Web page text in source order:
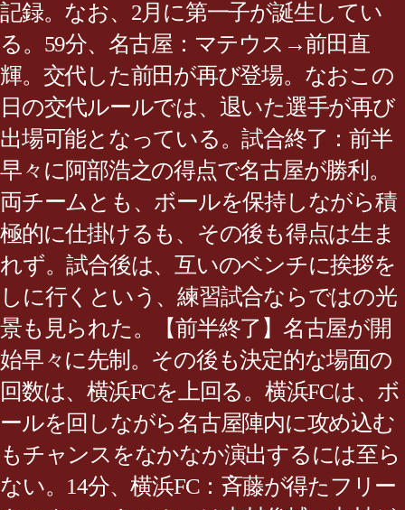
記録。なお、2月に第一子が誕生してい
る。59分、名古屋：マテウス→前田直
輝。交代した前田が再び登場。なおこの
日の交代ルールでは、退いた選手が再び
出場可能となっている。試合終了：前半
早々に阿部浩之の得点で名古屋が勝利。
両チームとも、ボールを保持しながら積
極的に仕掛けるも、その後も得点は生ま
れず。試合後は、互いのベンチに挨拶を
しに行くという、練習試合ならではの光
景も見られた。【前半終了】名古屋が開
始早々に先制。その後も決定的な場面の
回数は、横浜FCを上回る。横浜FCは、ボ
ールを回しながら名古屋陣内に攻め込む
もチャンスをなかなか演出するには至ら
ない。14分、横浜FC：斉藤が得たフリー